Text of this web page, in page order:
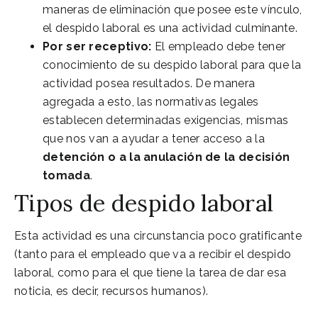
maneras de eliminación que posee este vínculo,
el despido laboral es una actividad culminante.
Por ser receptivo: El empleado debe tener
conocimiento de su despido laboral para que la
actividad posea resultados. De manera
agregada a esto, las normativas legales
establecen determinadas exigencias, mismas
que nos van a ayudar a tener acceso a la
detención o a la anulación de la decisión
tomada.
Tipos de despido laboral
Esta actividad es una circunstancia poco gratificante
(tanto para el empleado que va a recibir el despido
laboral, como para el que tiene la tarea de dar esa
noticia, es decir, recursos humanos).